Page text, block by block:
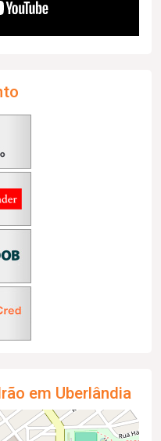
em Uberlândia